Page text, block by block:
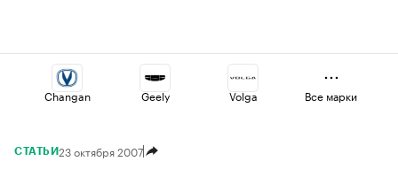
Changan Geely Volga
Voyah Lada
Все марки
СТАТЬИ23 октября 2007